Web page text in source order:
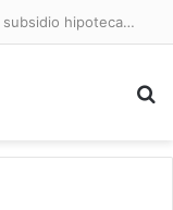
Diputado Sabat celebra ampliación del subsidio hipotecario con viviendas de hasta 6.000 UF